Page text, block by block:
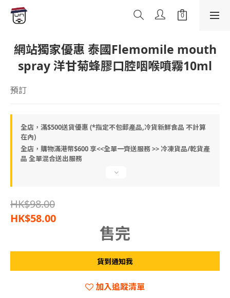
網站獨家優惠 泰國Flemomile mouth
spray 洋甘菊蜂膠口腔咽喉噴霧10ml
預訂
全店，滿$500送貨優惠 (*指定不包郵產品,冷貨新鮮食品 不計算
在內)
全店，購物滿港幣$600 享<<全單一齊送服務 >> 冷凍貨品/乾貨產
品 全單混合送出服務
HK$98.00
HK$58.00
售完
貨到通知我
加入追蹤清單